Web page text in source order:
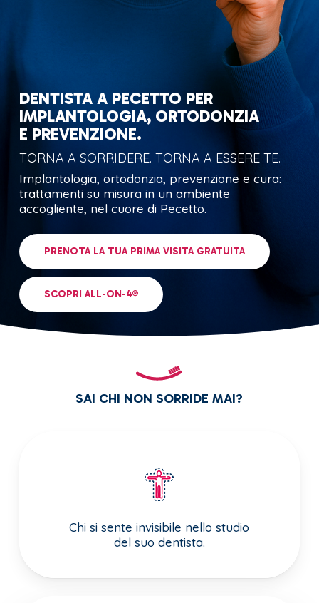
DENTISTA A PECETTO PER
IMPLANTOLOGIA, ORTODONZIA
E PREVENZIONE.
TORNA A SORRIDERE. TORNA A ESSERE TE.
Implantologia, ortodonzia, prevenzione e cura:
trattamenti su misura in un ambiente
accogliente, nel cuore di Pecetto.
PRENOTA LA TUA PRIMA VISITA GRATUITA
SCOPRI ALL-ON-4®
SAI CHI NON SORRIDE MAI?
Chi si sente invisibile nello studio
del suo dentista.